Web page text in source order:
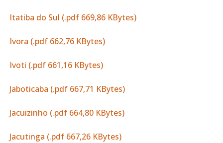
Itatiba do Sul (.pdf 669,86 KBytes)
Ivora (.pdf 662,76 KBytes)
Ivoti (.pdf 661,16 KBytes)
Jaboticaba (.pdf 667,71 KBytes)
Jacuizinho (.pdf 664,80 KBytes)
Jacutinga (.pdf 667,26 KBytes)